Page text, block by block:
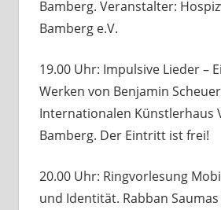
Bamberg. Veranstalter:
Bamberg e.V.
19.00 Uhr: Impulsive Lieder –
Werken von Benjamin
Internationalen Künstlerhaus
Bamberg. Der Eintritt ist frei!
20.00 Uhr: Ringvorlesung
und Identität. Rabban Saumas